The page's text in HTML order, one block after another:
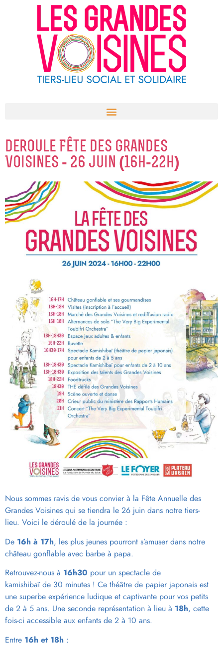
deroule Fête des Grandes
Voisines - 26 juin (16h-22h)
Nous sommes ravis de vous convier à la Fête Annuelle des
Grandes Voisines qui se tiendra le 26 juin dans notre tiers-
lieu. Voici le déroulé de la journée :
De 16h à 17h, les plus jeunes pourront s’amuser dans notre
château gonflable avec barbe à papa.
Retrouvez-nous à 16h30 pour un spectacle de
kamishibaï de 30 minutes ! Ce théâtre de papier japonais est
une superbe expérience ludique et captivante pour vos petits
de 2 à 5 ans. Une seconde représentation à lieu à 18h, cette
fois-ci accessible aux enfants de 2 à 10 ans.
Entre 16h et 18h :